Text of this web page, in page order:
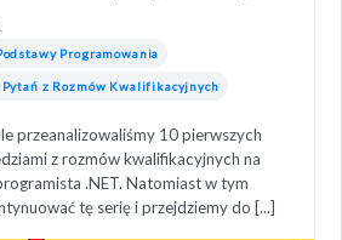
Programowania
Pytań z Rozmów Kwalifikacyjnych
przeanalizowaliśmy 10 pierwszych
z rozmów kwalifikacyjnych na
.NET. Natomiast w tym
tę serię i przejdziemy do [...]